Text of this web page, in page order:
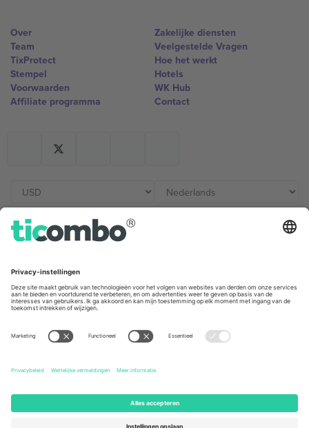
Over
Team
TixProtect
Stempel
Voorwaarden
Affiliate programma
Zakelijke diensten
Veelgestelde Vragen
Hoe het werkt
Hotels
WK Hub
Contact
Kantoren en ondersteuning
Germany
Unter den Linden 24, 10117
Berlin, Germany
167 City Road, London, Greater
London, EC1V 1AW, United
131 Continental Dr, Suite 305,
States